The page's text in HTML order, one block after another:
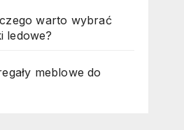
warto wybrać
ledowe?
meblowe do